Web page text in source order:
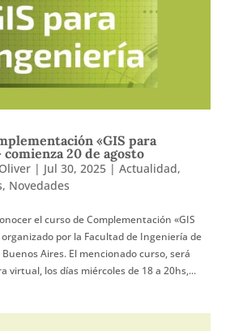
«GIS para
20 de agosto
| Jul 30, 2025| Actualidad,
, Novedades
el curso de Complementación «GIS
por la Facultad de Ingeniería de
Aires. El mencionado curso, será
virtual, los días miércoles de 18 a 20hs,...